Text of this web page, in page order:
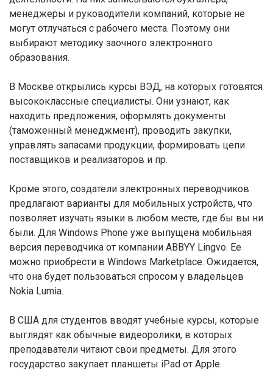
менеджеры и руководители компаний, которые не
могут отлучаться с рабочего места. Поэтому они
выбирают методику заочного электронного
образования.
В Москве открылись курсы ВЭД, на которых готовятся
высококлассные специалисты. Они узнают, как
находить предложения, оформлять документы
(таможенный менеджмент), проводить закупки,
управлять запасами продукции, формировать цепи
поставщиков и реализаторов и пр.
Кроме этого, создатели электронных переводчиков
предлагают варианты для мобильных устройств, что
позволяет изучать языки в любом месте, где бы вы ни
были. Для Windows Phone уже выпущена мобильная
версия переводчика от компании ABBYY Lingvo. Ее
можно приобрести в Windows Marketplace. Ожидается,
что она будет пользоваться спросом у владельцев
Nokia Lumia.
В США для студентов вводят учебные курсы, которые
выглядят как обычные видеоролики, в которых
преподаватели читают свои предметы. Для этого
государство закупает планшеты iPad от Apple.